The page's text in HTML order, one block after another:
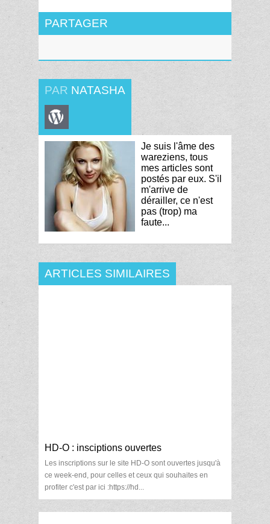
PARTAGER
PAR NATASHA
Je suis l'âme des
wareziens, tous
mes articles sont
postés par eux. S'il
m'arrive de
dérailler, ce n'est
pas (trop) ma
faute...
ARTICLES SIMILAIRES
HD-O : insciptions ouvertes
Les inscriptions sur le site HD-O sont ouvertes jusqu'à
ce week-end, pour celles et ceux qui souhaites en
profiter c'est par ici :https://hd...